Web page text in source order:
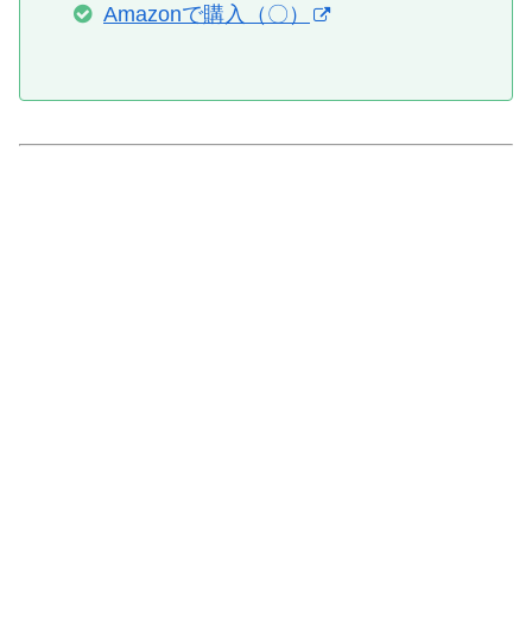
Amazonで購入（〇）